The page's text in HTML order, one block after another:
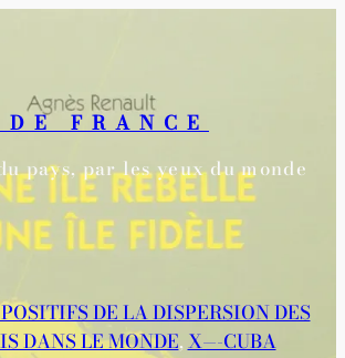
FRANCE
pays, par les yeux du monde
DE LA DISPERSION DES
DANS LE MONDE, X—-CUBA